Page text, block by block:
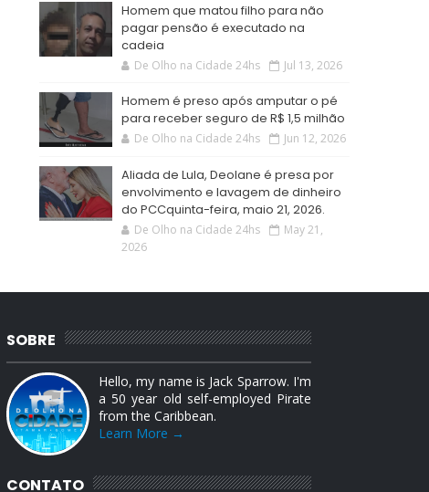
Homem que matou filho para não
pagar pensão é executado na
cadeia
De Olho na Cidade 24hs Jul 13, 2026
Homem é preso após amputar o pé
para receber seguro de R$ 1,5 milhão
De Olho na Cidade 24hs Jun 12, 2026
Aliada de Lula, Deolane é presa por
envolvimento e lavagem de dinheiro
do PCCquinta-feira, maio 21, 2026.
De Olho na Cidade 24hs
May 21,
2026
SOBRE
Hello, my name is Jack Sparrow. I'm
a 50 year old self-employed Pirate
from the Caribbean.
Learn More →
CONTATO